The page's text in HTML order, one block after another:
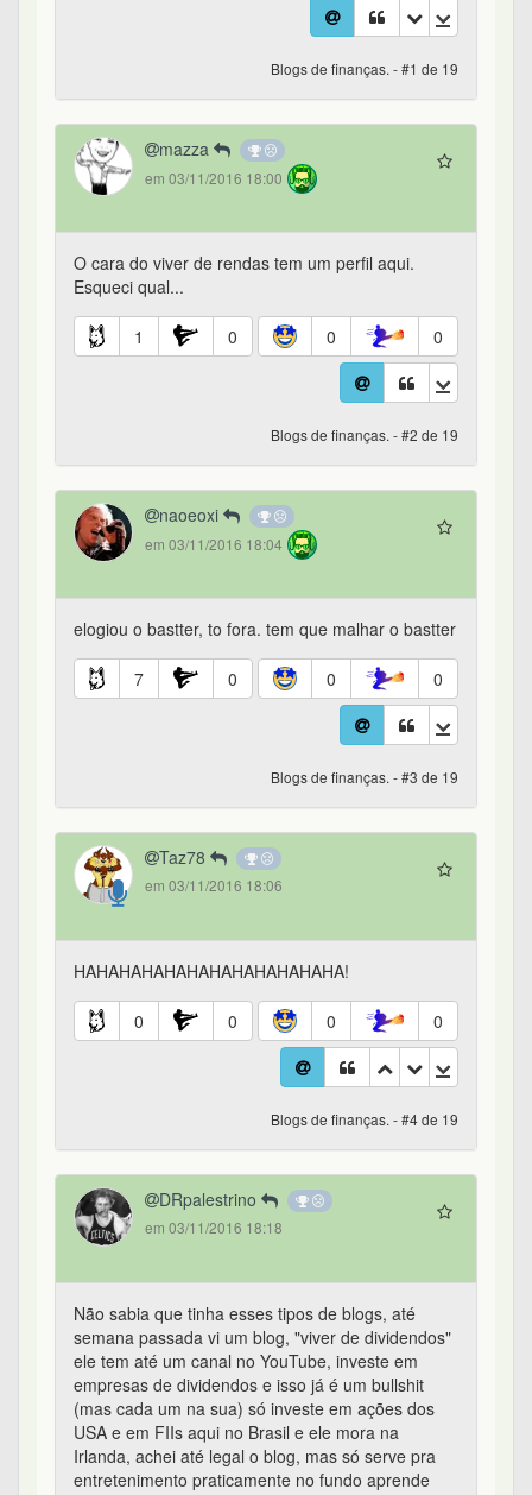
Blogs de finanças. - #1 de 19
mazza
em 03/11/2016 18:00
O cara do viver de rendas tem um perfil aqui.
Esqueci qual...
1 0 0 0
Blogs de finanças. - #2 de 19
naoeoxi
em 03/11/2016 18:04
elogiou o bastter, to fora. tem que malhar o bastter
7 0 0 0
Blogs de finanças. - #3 de 19
Taz78
em 03/11/2016 18:06
HAHAHAHAHAHAHAHAHAHAHAHA!
0 0 0 0
Blogs de finanças. - #4 de 19
DRpalestrino
em 03/11/2016 18:18
Não sabia que tinha esses tipos de blogs, até
semana passada vi um blog, "viver de dividendos"
ele tem até um canal no YouTube, investe em
empresas de dividendos e isso já é um bullshit
(mas cada um na sua) só investe em ações dos
USA e em FIIs aqui no Brasil e ele mora na
Irlanda, achei até legal o blog, mas só serve pra
entretenimento praticamente no fundo aprende